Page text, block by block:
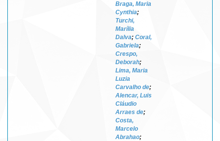
Braga, Maria
Cynthia;
Turchi,
Marília
Dalva; Coral,
Gabriela;
Crespo,
Deborah;
Lima, Maria
Luzia
Carvalho de;
Alencar, Luis
Cláudio
Arraes de;
Costa,
Marcelo
Abrahao;